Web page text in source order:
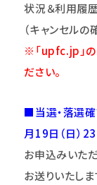
状況＆利用履歴
（キャンセルの
※「upfc.jp」の
ださい。
■当選・落選
月19日（日）
お申込みいた
お送りいたしま